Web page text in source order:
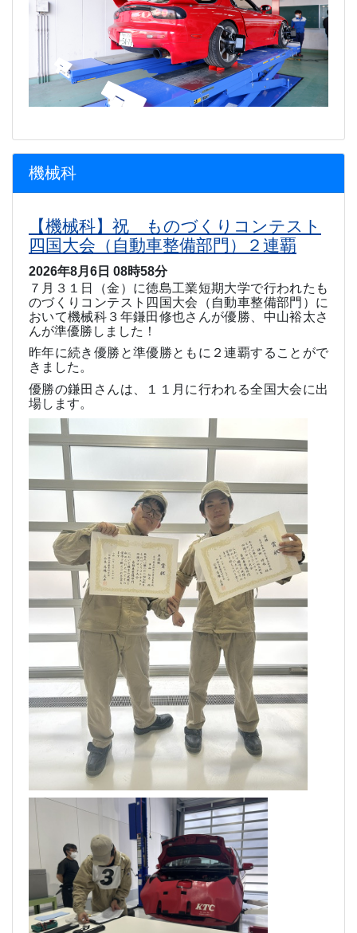
機械科
【機械科】祝 ものづくりコンテスト
四国大会（自動車整備部門）２連覇
2026年8月6日 08時58分
７月３１日（金）に徳島工業短期大学で行われたも
のづくりコンテスト四国大会（自動車整備部門）に
おいて機械科３年鎌田修也さんが優勝、中山裕太さ
んが準優勝しました！
昨年に続き優勝と準優勝ともに２連覇することがで
きました。
優勝の鎌田さんは、１１月に行われる全国大会に出
場します。